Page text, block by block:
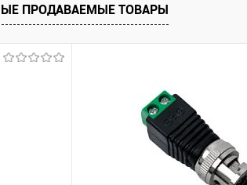
заказ
ПРОДАВАЕМЫЕ ТОВАРЫ